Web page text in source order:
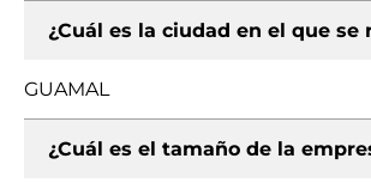
¿Cuál es la ciudad en el que se
GUAMAL
¿Cuál es el tamaño de la